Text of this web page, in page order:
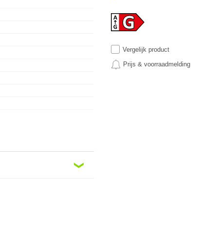
❮
Vergelijk product
Prijs & voorraadmelding